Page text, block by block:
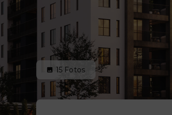
15 Fotos